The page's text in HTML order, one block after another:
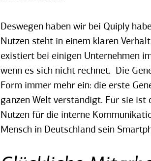
Deswegen haben wir bei Quiply
Nutzen steht in einem klaren
existiert bei einigen Unternehmen
wenn es sich nicht rechnet. Die
Form immer mehr ein: die erste
ganzen Welt verständigt. Für sie
Nutzen für die interne
Mensch in Deutschland sein